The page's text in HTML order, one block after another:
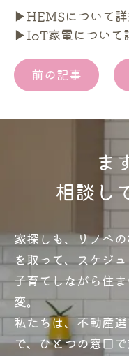
▶HEMSについて詳
▶IoT家電について
前の記事
ま
相談し
家探しも、リノベ
を取って、スケジ
子育てしながら住
変。
私たちは、不動産
で、ひとつの窓口